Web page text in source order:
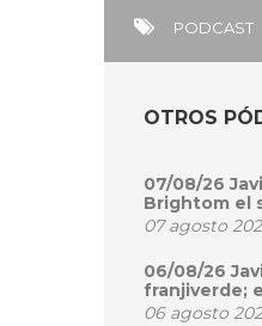
PODCAST
OTROS
07/08/26
Brightom el
07 agosto
06/08/26
franjiverde;
06 agosto